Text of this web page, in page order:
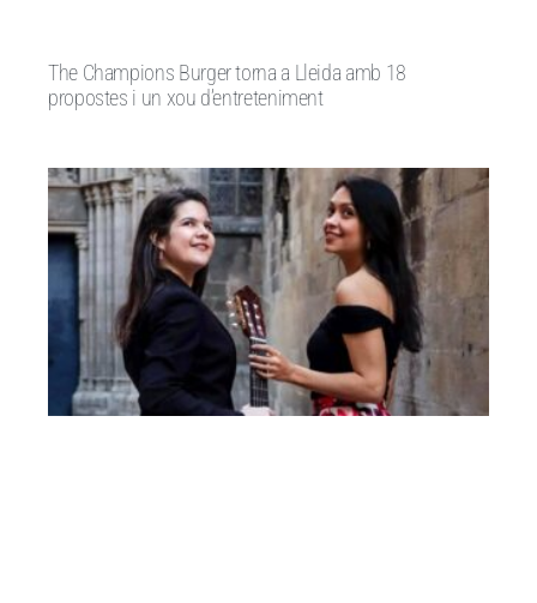
The Champions Burger torna a Lleida amb 18
propostes i un xou d’entreteniment